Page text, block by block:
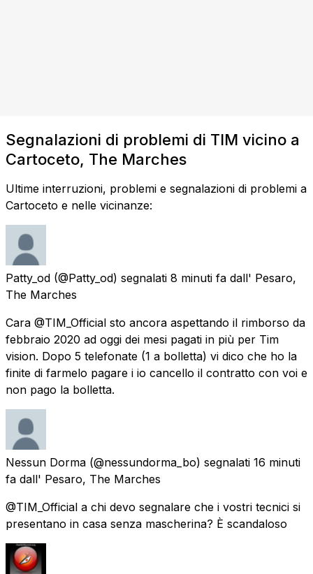
Segnalazioni di problemi di TIM vicino a
Cartoceto, The Marches
Ultime interruzioni, problemi e segnalazioni di problemi a
Cartoceto e nelle vicinanze:
Patty_od (@Patty_od) segnalati 8 minuti fa dall' Pesaro,
The Marches
Cara @TIM_Official sto ancora aspettando il rimborso da
febbraio 2020 ad oggi dei mesi pagati in più per Tim
vision. Dopo 5 telefonate (1 a bolletta) vi dico che ho la
finite di farmelo pagare i io cancello il contratto con voi e
non pago la bolletta.
Nessun Dorma (@nessundorma_bo) segnalati 16 minuti
fa dall' Pesaro, The Marches
@TIM_Official a chi devo segnalare che i vostri tecnici si
presentano in casa senza mascherina? È scandaloso